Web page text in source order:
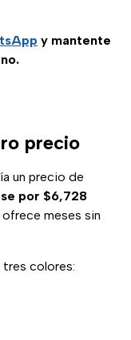
y mantente
precio
un precio de
por $6,728
ofrece meses sin
tres colores: